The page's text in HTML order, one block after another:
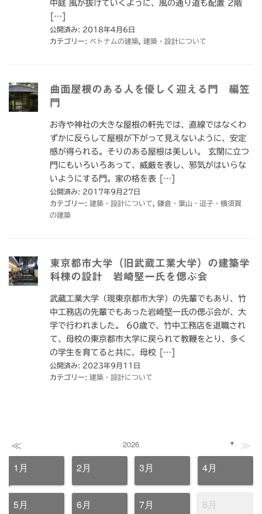
中庭 風が抜けていくように、風の通り道も配置 2階
[…]
公開済み: 2018年4月6日
カテゴリー: ベトナムの建築, 建築・設計について
曲面屋根のある人を優しく迎える門 編笠
門
お寺や神社の大きな屋根の軒先では、直線ではなくわ
ずかに反らして屋根が下がって見えないように、安定
感が得られる。そりのある屋根は美しい。 玄関に立つ
門にもいろいろあって、威厳を表し、邪気がはいらな
いようにする門。家の格を表 […]
公開済み: 2017年9月27日
カテゴリー: 建築・設計について, 鎌倉・葉山・逗子・横須賀
の建築
東京都市大学（旧武蔵工業大学）の建築学
科棟の設計 岩崎堅一氏を偲ぶ会
武蔵工業大学（現東京都市大学）の先輩でもあり、竹
中工務店の先輩でもあった岩崎堅一氏の偲ぶ会が、大
学で行われました。 60歳で、竹中工務店を退職され
て、母校の東京都市大学に戻られて教鞭をとり、多く
の学生を育てると共に、母校 […]
公開済み: 2023年9月11日
カテゴリー: 建築・設計について
≪ 2026 ▼ ≫
1月 2月 3月 4月
5月 6月 7月 8月